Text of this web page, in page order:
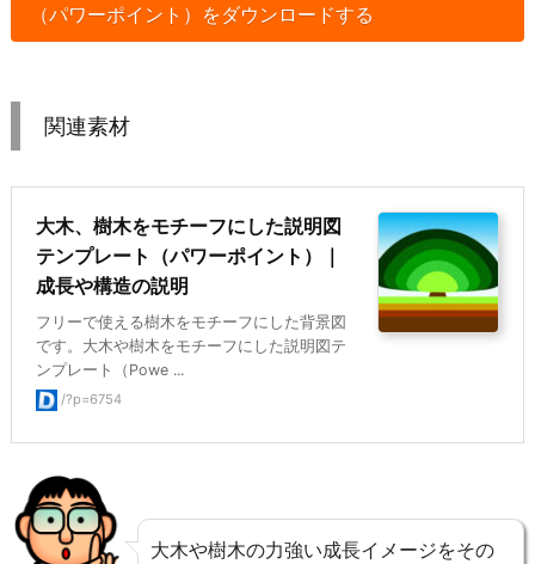
（パワーポイント）をダウンロードする
関連素材
大木、樹木をモチーフにした説明図
テンプレート（パワーポイント）｜
成長や構造の説明
フリーで使える樹木をモチーフにした背景図
です。大木や樹木をモチーフにした説明図テ
ンプレート（Powe ...
/?p=6754
大木や樹木の力強い成長イメージをその